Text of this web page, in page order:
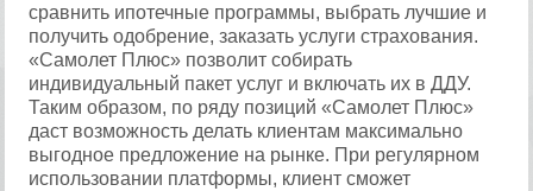
сравнить ипотечные программы, выбрать лучшие и
получить одобрение, заказать услуги страхования.
«Самолет Плюс» позволит собирать
индивидуальный пакет услуг и включать их в ДДУ.
Таким образом, по ряду позиций «Самолет Плюс»
даст возможность делать клиентам максимально
выгодное предложение на рынке. При регулярном
использовании платформы, клиент сможет